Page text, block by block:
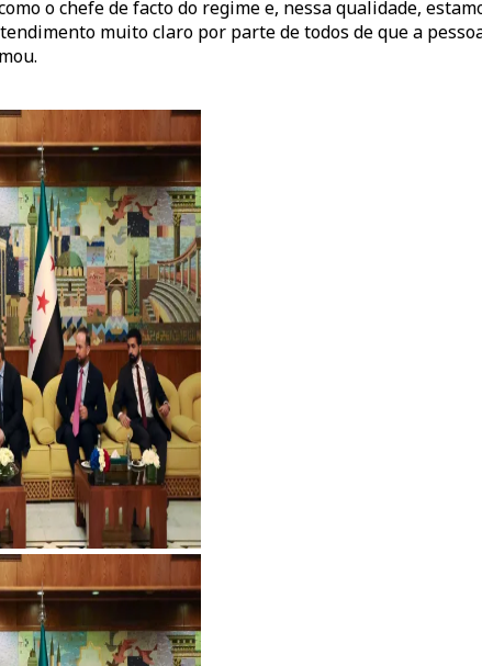
o chefe de facto do regime e, nessa qualidade,
muito claro por parte de todos de que a